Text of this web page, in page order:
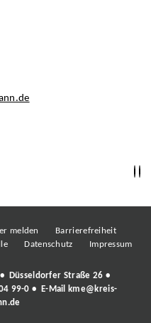
melden
Barrierefreiheit
Datenschutz Impressum
Düsseldorfer Straße 26 •
99-0 • E-Mail
kme@kreis-